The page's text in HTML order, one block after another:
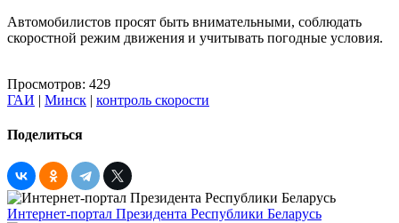
Автомобилистов просят быть внимательными, соблюдать
скоростной режим движения и учитывать погодные условия.
Просмотров: 429
ГАИ | Минск | контроль скорости
Поделиться
Интернет-портал Президента Республики Беларусь